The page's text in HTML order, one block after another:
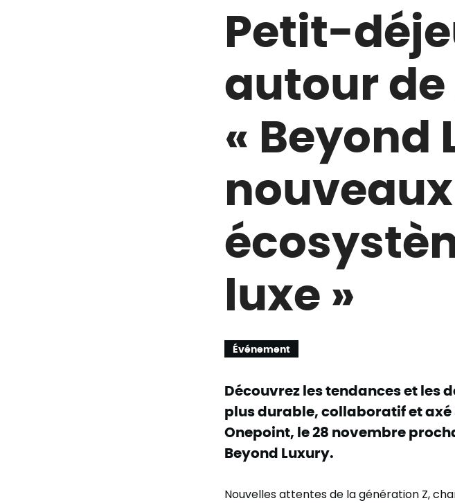
Petit-
autour de
« Beyond
nouveaux
luxe »
Événement
Découvrez les tendances et les
plus durable, collaboratif et axé
Onepoint, le 28 novembre
Beyond Luxury.
Nouvelles attentes de la génération Z,